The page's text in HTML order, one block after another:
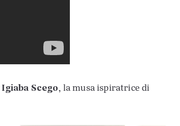
Igiaba Scego, la musa ispiratrice di